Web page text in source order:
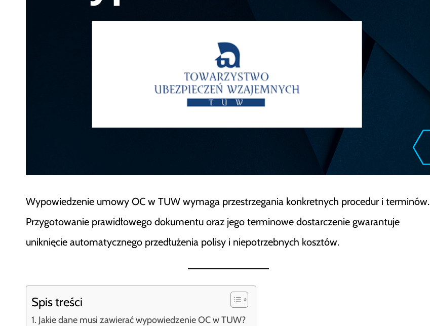
Wypowiedzenie umowy OC w TUW wymaga przestrzegania konkretnych procedur i terminów.
Przygotowanie prawidłowego dokumentu oraz jego terminowe dostarczenie gwarantuje
uniknięcie automatycznego przedłużenia polisy i niepotrzebnych kosztów.
Spis treści
Jakie dane musi zawierać wypowiedzenie OC w TUW?